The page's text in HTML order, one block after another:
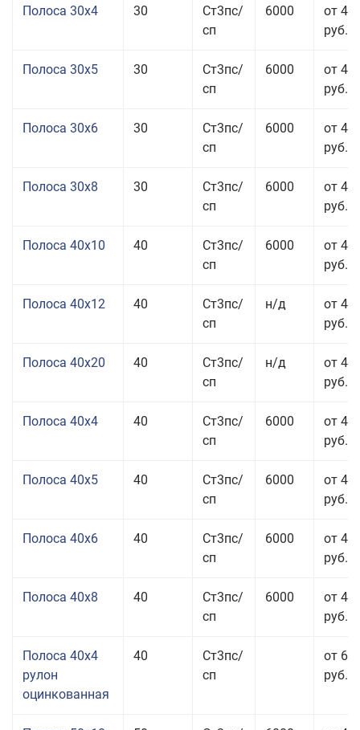
Полоса 30x4 30
Ст3пс/
сп
6000
от 43
руб.
Полоса 30x5 30
Ст3пс/
сп
6000
от 43
руб.
Полоса 30x6 30
Ст3пс/
сп
6000
от 46
руб.
Полоса 30x8 30
Ст3пс/
сп
6000
от 44
руб.
Полоса 40x10 40
Ст3пс/
сп
6000
от 45
руб.
Полоса 40x12 40
Ст3пс/
сп
н/д
от 44
руб.
Полоса 40x20 40
Ст3пс/
сп
н/д
от 47
руб.
Полоса 40x4 40
Ст3пс/
сп
6000
от 43
руб.
Полоса 40x5 40
Ст3пс/
сп
6000
от 43
руб.
Полоса 40x6 40
Ст3пс/
сп
6000
от 43
руб.
Полоса 40x8 40
Ст3пс/
сп
6000
от 43
руб.
Полоса 40x4
рулон
оцинкованная
40
Ст3пс/
сп
от 69
руб.